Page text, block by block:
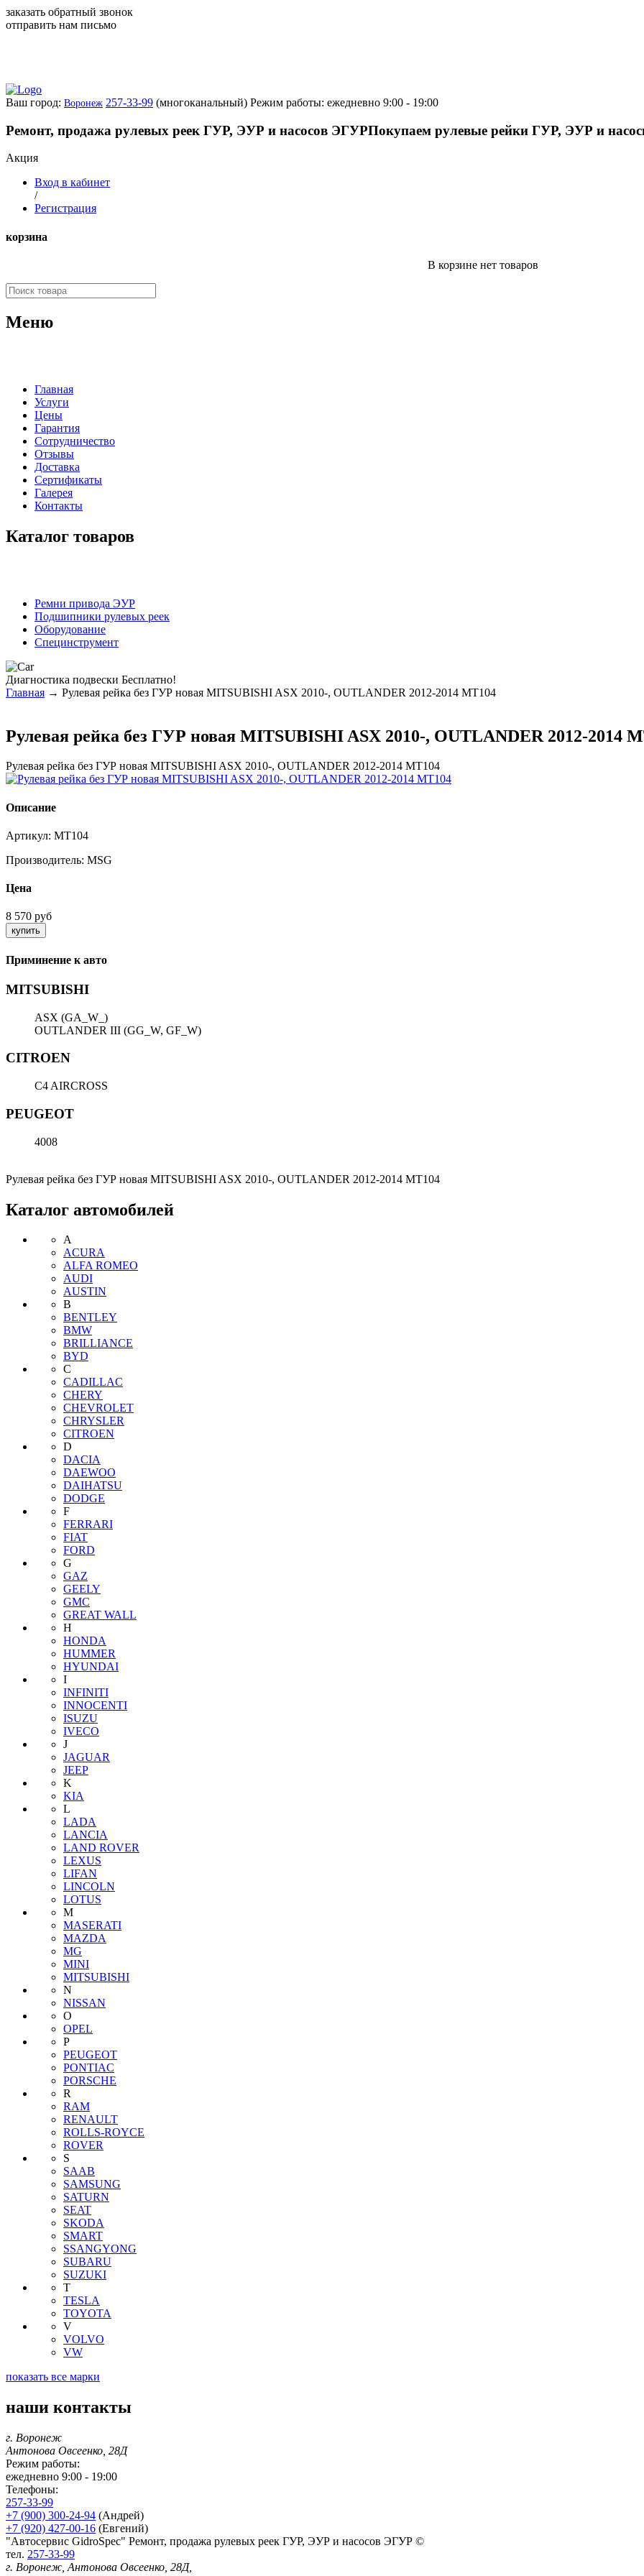
заказать обратный звонок
отправить нам письмо
Ваш город: Воронеж 257-33-99 (многоканальный) Режим работы: ежедневно 9:00 - 19:00
Ремонт, продажа рулевых реек ГУР, ЭУР и насосов ЭГУРПокупаем рулевые рейки ГУР, ЭУР и
Акция
Вход в кабинет
/
Регистрация
корзина
В корзине нет товаров
Меню
Главная
Услуги
Цены
Гарантия
Сотрудничество
Отзывы
Доставка
Сертификаты
Галерея
Контакты
Каталог товаров
Ремни привода ЭУР
Подшипники рулевых реек
Оборудование
Специнструмент
Диагностика подвески Бесплатно!
Главная → Рулевая рейка без ГУР новая MITSUBISHI ASX 2010-, OUTLANDER 2012-2014 MT104
Рулевая рейка без ГУР новая MITSUBISHI ASX 2010-, OUTLANDER 2012-2014
Рулевая рейка без ГУР новая MITSUBISHI ASX 2010-, OUTLANDER 2012-2014 MT104
Описание
Артикул: MT104
Производитель: MSG
Цена
8 570 руб
Приминение к авто
MITSUBISHI
ASX (GA_W_)
OUTLANDER III (GG_W, GF_W)
CITROEN
C4 AIRCROSS
PEUGEOT
4008
Рулевая рейка без ГУР новая MITSUBISHI ASX 2010-, OUTLANDER 2012-2014 MT104
Каталог автомобилей
A
ACURA
ALFA ROMEO
AUDI
AUSTIN
B
BENTLEY
BMW
BRILLIANCE
BYD
C
CADILLAC
CHERY
CHEVROLET
CHRYSLER
CITROEN
D
DACIA
DAEWOO
DAIHATSU
DODGE
F
FERRARI
FIAT
FORD
G
GAZ
GEELY
GMC
GREAT WALL
H
HONDA
HUMMER
HYUNDAI
I
INFINITI
INNOCENTI
ISUZU
IVECO
J
JAGUAR
JEEP
K
KIA
L
LADA
LANCIA
LAND ROVER
LEXUS
LIFAN
LINCOLN
LOTUS
M
MASERATI
MAZDA
MG
MINI
MITSUBISHI
N
NISSAN
O
OPEL
P
PEUGEOT
PONTIAC
PORSCHE
R
RAM
RENAULT
ROLLS-ROYCE
ROVER
S
SAAB
SAMSUNG
SATURN
SEAT
SKODA
SMART
SSANGYONG
SUBARU
SUZUKI
T
TESLA
TOYOTA
V
VOLVO
VW
показать все марки
наши контакты
г. Воронеж
Антонова Овсеенко, 28Д
Режим работы:
ежедневно 9:00 - 19:00
Телефоны:
257-33-99
+7 (900) 300-24-94 (Андрей)
+7 (920) 427-00-16 (Евгений)
"Автосервис GidroSpec" Ремонт, продажа рулевых реек ГУР, ЭУР и насосов ЭГУР ©
тел. 257-33-99
г. Воронеж, Антонова Овсеенко, 28Д,